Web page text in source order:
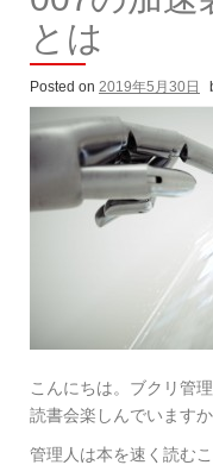
とは
Posted on 2019年5月30日
こんにちは。ブクリ管理
読書会楽しんでいますか
管理人は本を速く読むこ